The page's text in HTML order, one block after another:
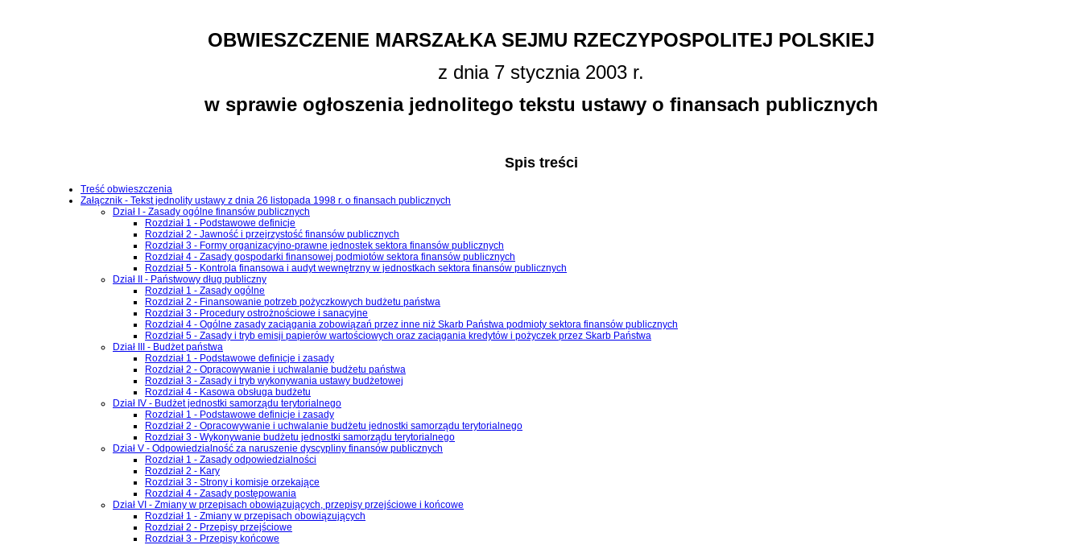
OBWIESZCZENIE MARSZAŁKA SEJMU RZECZYPOSPOLITEJ POLSKIEJ
z dnia 7 stycznia 2003 r.
w sprawie ogłoszenia jednolitego tekstu ustawy o finansach publicznych
Spis treści
Treść obwieszczenia
Załącznik - Tekst jednolity ustawy z dnia 26 listopada 1998 r. o finansach publicznych
Dział I - Zasady ogólne finansów publicznych
Rozdział 1 - Podstawowe definicje
Rozdział 2 - Jawność i przejrzystość finansów publicznych
Rozdział 3 - Formy organizacyjno-prawne jednostek sektora finansów publicznych
Rozdział 4 - Zasady gospodarki finansowej podmiotów sektora finansów publicznych
Rozdział 5 - Kontrola finansowa i audyt wewnętrzny w jednostkach sektora finansów publicznych
Dział II - Państwowy dług publiczny
Rozdział 1 - Zasady ogólne
Rozdział 2 - Finansowanie potrzeb pożyczkowych budżetu państwa
Rozdział 3 - Procedury ostrożnościowe i sanacyjne
Rozdział 4 - Ogólne zasady zaciągania zobowiązań przez inne niż Skarb Państwa podmioty sektora finansów publicznych
Rozdział 5 - Zasady i tryb emisji papierów wartościowych oraz zaciągania kredytów i pożyczek przez Skarb Państwa
Dział III - Budżet państwa
Rozdział 1 - Podstawowe definicje i zasady
Rozdział 2 - Opracowywanie i uchwalanie budżetu państwa
Rozdział 3 - Zasady i tryb wykonywania ustawy budżetowej
Rozdział 4 - Kasowa obsługa budżetu
Dział IV - Budżet jednostki samorządu terytorialnego
Rozdział 1 - Podstawowe definicje i zasady
Rozdział 2 - Opracowywanie i uchwalanie budżetu jednostki samorządu terytorialnego
Rozdział 3 - Wykonywanie budżetu jednostki samorządu terytorialnego
Dział V - Odpowiedzialność za naruszenie dyscypliny finansów publicznych
Rozdział 1 - Zasady odpowiedzialności
Rozdział 2 - Kary
Rozdział 3 - Strony i komisje orzekające
Rozdział 4 - Zasady postępowania
Dział VI - Zmiany w przepisach obowiązujących, przepisy przejściowe i końcowe
Rozdział 1 - Zmiany w przepisach obowiązujących
Rozdział 2 - Przepisy przejściowe
Rozdział 3 - Przepisy końcowe